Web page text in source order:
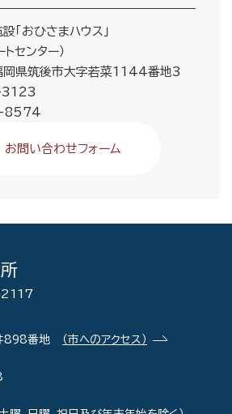
「おひさまハウス」
センター）
県筑後市大字若菜1144番地3
8574
お問い合わせフォーム
898番地
（市へのアクセス）